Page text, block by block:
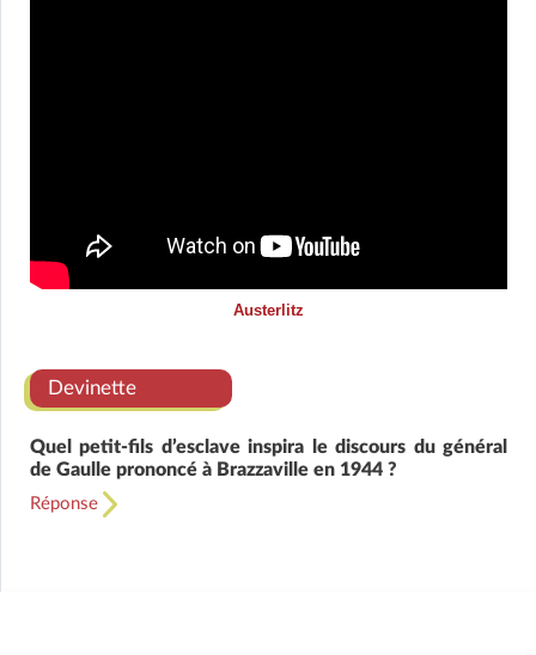
Austerlitz
Devinette
Quel petit-fils d’esclave inspira le discours du général
de Gaulle prononcé à Brazzaville en 1944 ?
Réponse